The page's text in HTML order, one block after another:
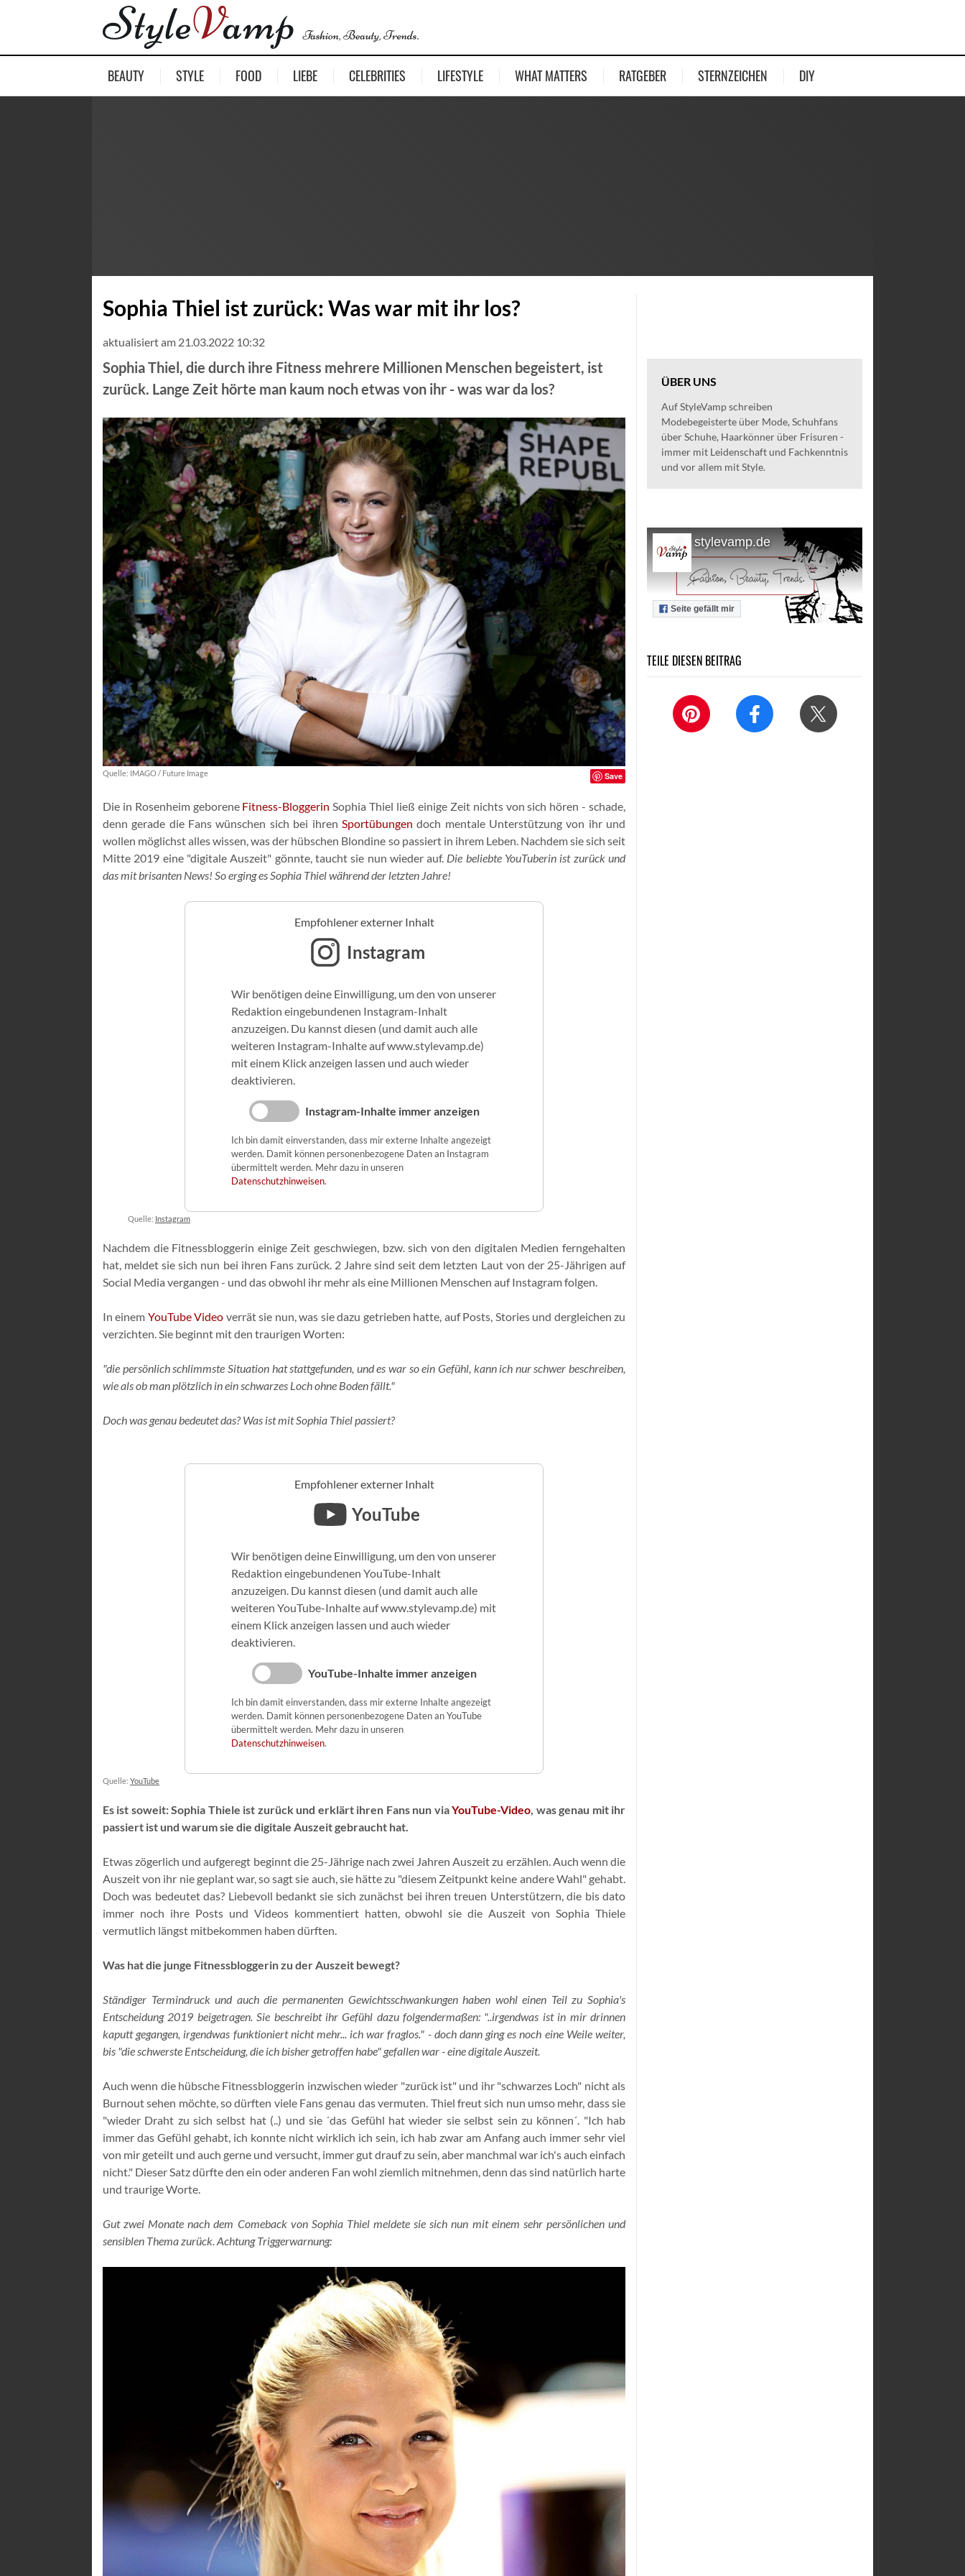
BEAUTY STYLE FOOD LIEBE CELEBRITIES LIFESTYLE WHAT MATTERS RATGEBER STERNZEICHEN DIY
Sophia Thiel ist zurück: Was war mit ihr los?
aktualisiert am 21.03.2022 10:32
Sophia Thiel, die durch ihre Fitness mehrere Millionen Menschen begeistert, ist
zurück. Lange Zeit hörte man kaum noch etwas von ihr - was war da los?
Quelle: IMAGO / Future Image Save
Die in Rosenheim geborene Fitness-Bloggerin Sophia Thiel ließ einige Zeit nichts von sich hören - schade,
denn gerade die Fans wünschen sich bei ihren Sportübungen doch mentale Unterstützung von ihr und
wollen möglichst alles wissen, was der hübschen Blondine so passiert in ihrem Leben. Nachdem sie sich seit
Mitte 2019 eine "digitale Auszeit" gönnte, taucht sie nun wieder auf. Die beliebte YouTuberin ist zurück und
das mit brisanten News! So erging es Sophia Thiel während der letzten Jahre!
Empfohlener externer Inhalt
Instagram
Wir benötigen deine Einwilligung, um den von unserer
Redaktion eingebundenen Instagram-Inhalt
anzuzeigen. Du kannst diesen (und damit auch alle
weiteren Instagram-Inhalte auf www.stylevamp.de)
mit einem Klick anzeigen lassen und auch wieder
deaktivieren.
Instagram-Inhalte immer anzeigen
Ich bin damit einverstanden, dass mir externe Inhalte angezeigt
werden. Damit können personenbezogene Daten an Instagram
übermittelt werden. Mehr dazu in unseren
Datenschutzhinweisen.
Quelle: Instagram
Nachdem die Fitnessbloggerin einige Zeit geschwiegen, bzw. sich von den digitalen Medien ferngehalten
hat, meldet sie sich nun bei ihren Fans zurück. 2 Jahre sind seit dem letzten Laut von der 25-Jährigen auf
Social Media vergangen - und das obwohl ihr mehr als eine Millionen Menschen auf Instagram folgen.
In einem YouTube Video verrät sie nun, was sie dazu getrieben hatte, auf Posts, Stories und dergleichen zu
verzichten. Sie beginnt mit den traurigen Worten:
"die persönlich schlimmste Situation hat stattgefunden, und es war so ein Gefühl, kann ich nur schwer beschreiben,
wie als ob man plötzlich in ein schwarzes Loch ohne Boden fällt."
Doch was genau bedeutet das? Was ist mit Sophia Thiel passiert?
Empfohlener externer Inhalt
YouTube
Wir benötigen deine Einwilligung, um den von unserer
Redaktion eingebundenen YouTube-Inhalt
anzuzeigen. Du kannst diesen (und damit auch alle
weiteren YouTube-Inhalte auf www.stylevamp.de) mit
einem Klick anzeigen lassen und auch wieder
deaktivieren.
YouTube-Inhalte immer anzeigen
Ich bin damit einverstanden, dass mir externe Inhalte angezeigt
werden. Damit können personenbezogene Daten an YouTube
übermittelt werden. Mehr dazu in unseren
Datenschutzhinweisen.
Quelle: YouTube
Es ist soweit: Sophia Thiele ist zurück und erklärt ihren Fans nun viaYouTube-Video, was genau mit ihr
passiert ist und warum sie die digitale Auszeit gebraucht hat.
Etwas zögerlich und aufgeregt beginnt die 25-Jährige nach zwei Jahren Auszeit zu erzählen. Auch wenn die
Auszeit von ihr nie geplant war, so sagt sie auch, sie hätte zu "diesem Zeitpunkt keine andere Wahl" gehabt.
Doch was bedeutet das? Liebevoll bedankt sie sich zunächst bei ihren treuen Unterstützern, die bis dato
immer noch ihre Posts und Videos kommentiert hatten, obwohl sie die Auszeit von Sophia Thiele
vermutlich längst mitbekommen haben dürften.
Was hat die junge Fitnessbloggerin zu der Auszeit bewegt?
Ständiger Termindruck und auch die permanenten Gewichtsschwankungen haben wohl einen Teil zu Sophia's
Entscheidung 2019 beigetragen. Sie beschreibt ihr Gefühl dazu folgendermaßen: "..irgendwas ist in mir drinnen
kaputt gegangen, irgendwas funktioniert nicht mehr... ich war fraglos." - doch dann ging es noch eine Weile weiter,
bis "die schwerste Entscheidung, die ich bisher getroffen habe" gefallen war - eine digitale Auszeit.
Auch wenn die hübsche Fitnessbloggerin inzwischen wieder "zurück ist" und ihr "schwarzes Loch" nicht als
Burnout sehen möchte, so dürften viele Fans genau das vermuten. Thiel freut sich nun umso mehr, dass sie
"wieder Draht zu sich selbst hat (..) und sie ´das Gefühl hat wieder sie selbst sein zu können´. "Ich hab
immer das Gefühl gehabt, ich konnte nicht wirklich ich sein, ich hab zwar am Anfang auch immer sehr viel
von mir geteilt und auch gerne und versucht, immer gut drauf zu sein, aber manchmal war ich's auch einfach
nicht." Dieser Satz dürfte den ein oder anderen Fan wohl ziemlich mitnehmen, denn das sind natürlich harte
und traurige Worte.
Gut zwei Monate nach dem Comeback von Sophia Thiel meldete sie sich nun mit einem sehr persönlichen und
sensiblen Thema zurück. Achtung Triggerwarnung:
ÜBER UNS
Auf StyleVamp schreiben
Modebegeisterte über Mode, Schuhfans
über Schuhe, Haarkönner über Frisuren -
immer mit Leidenschaft und Fachkenntnis
und vor allem mit Style.
stylevamp.de
Seite gefällt mir
TEILE DIESEN BEITRAG